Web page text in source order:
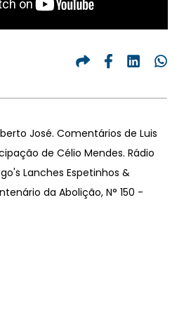
José. Comentários de Luis
de Célio Mendes. Rádio
Lanches Espetinhos &
da Abolição, N° 150 -